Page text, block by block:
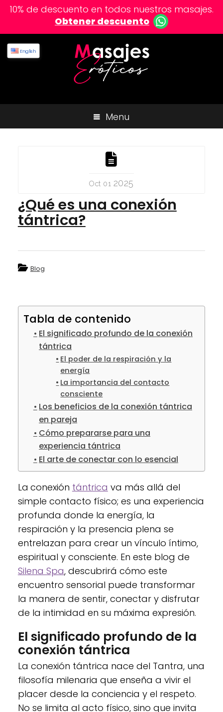
10% de descuento en todos nuestros masajes.
Obtener descuento
English
Menu
Oct 01 2025
¿Qué es una conexión
tántrica?
Blog
Tabla de contenido
El significado profundo de la conexión
tántrica
El poder de la respiración y la
energía
La importancia del contacto
consciente
Los beneficios de la conexión tántrica
en pareja
Cómo prepararse para una
experiencia tántrica
El arte de conectar con lo esencial
La conexión tántrica va más allá del
simple contacto físico; es una experiencia
profunda donde la energía, la
respiración y la presencia plena se
entrelazan para crear un vínculo íntimo,
espiritual y consciente. En este blog de
Silena Spa, descubrirá cómo este
encuentro sensorial puede transformar
la manera de sentir, conectar y disfrutar
de la intimidad en su máxima expresión.
El significado profundo de la
conexión tántrica
La conexión tántrica nace del Tantra, una
filosofía milenaria que enseña a vivir el
placer desde la conciencia y el respeto.
No se limita al acto físico, sino que invita